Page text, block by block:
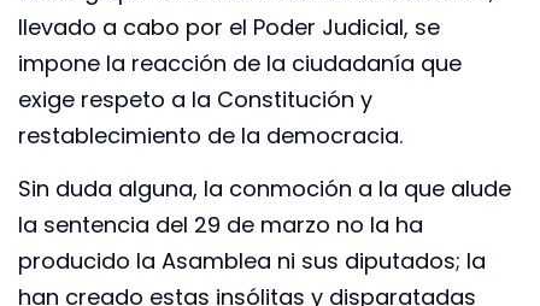
llevado a cabo por el Poder Judicial, se
impone la reacción de la ciudadanía que
exige respeto a la Constitución y
restablecimiento de la democracia.
Sin duda alguna, la conmoción a la que alude
la sentencia del 29 de marzo no la ha
producido la Asamblea ni sus diputados; la
han creado estas insólitas y disparatadas